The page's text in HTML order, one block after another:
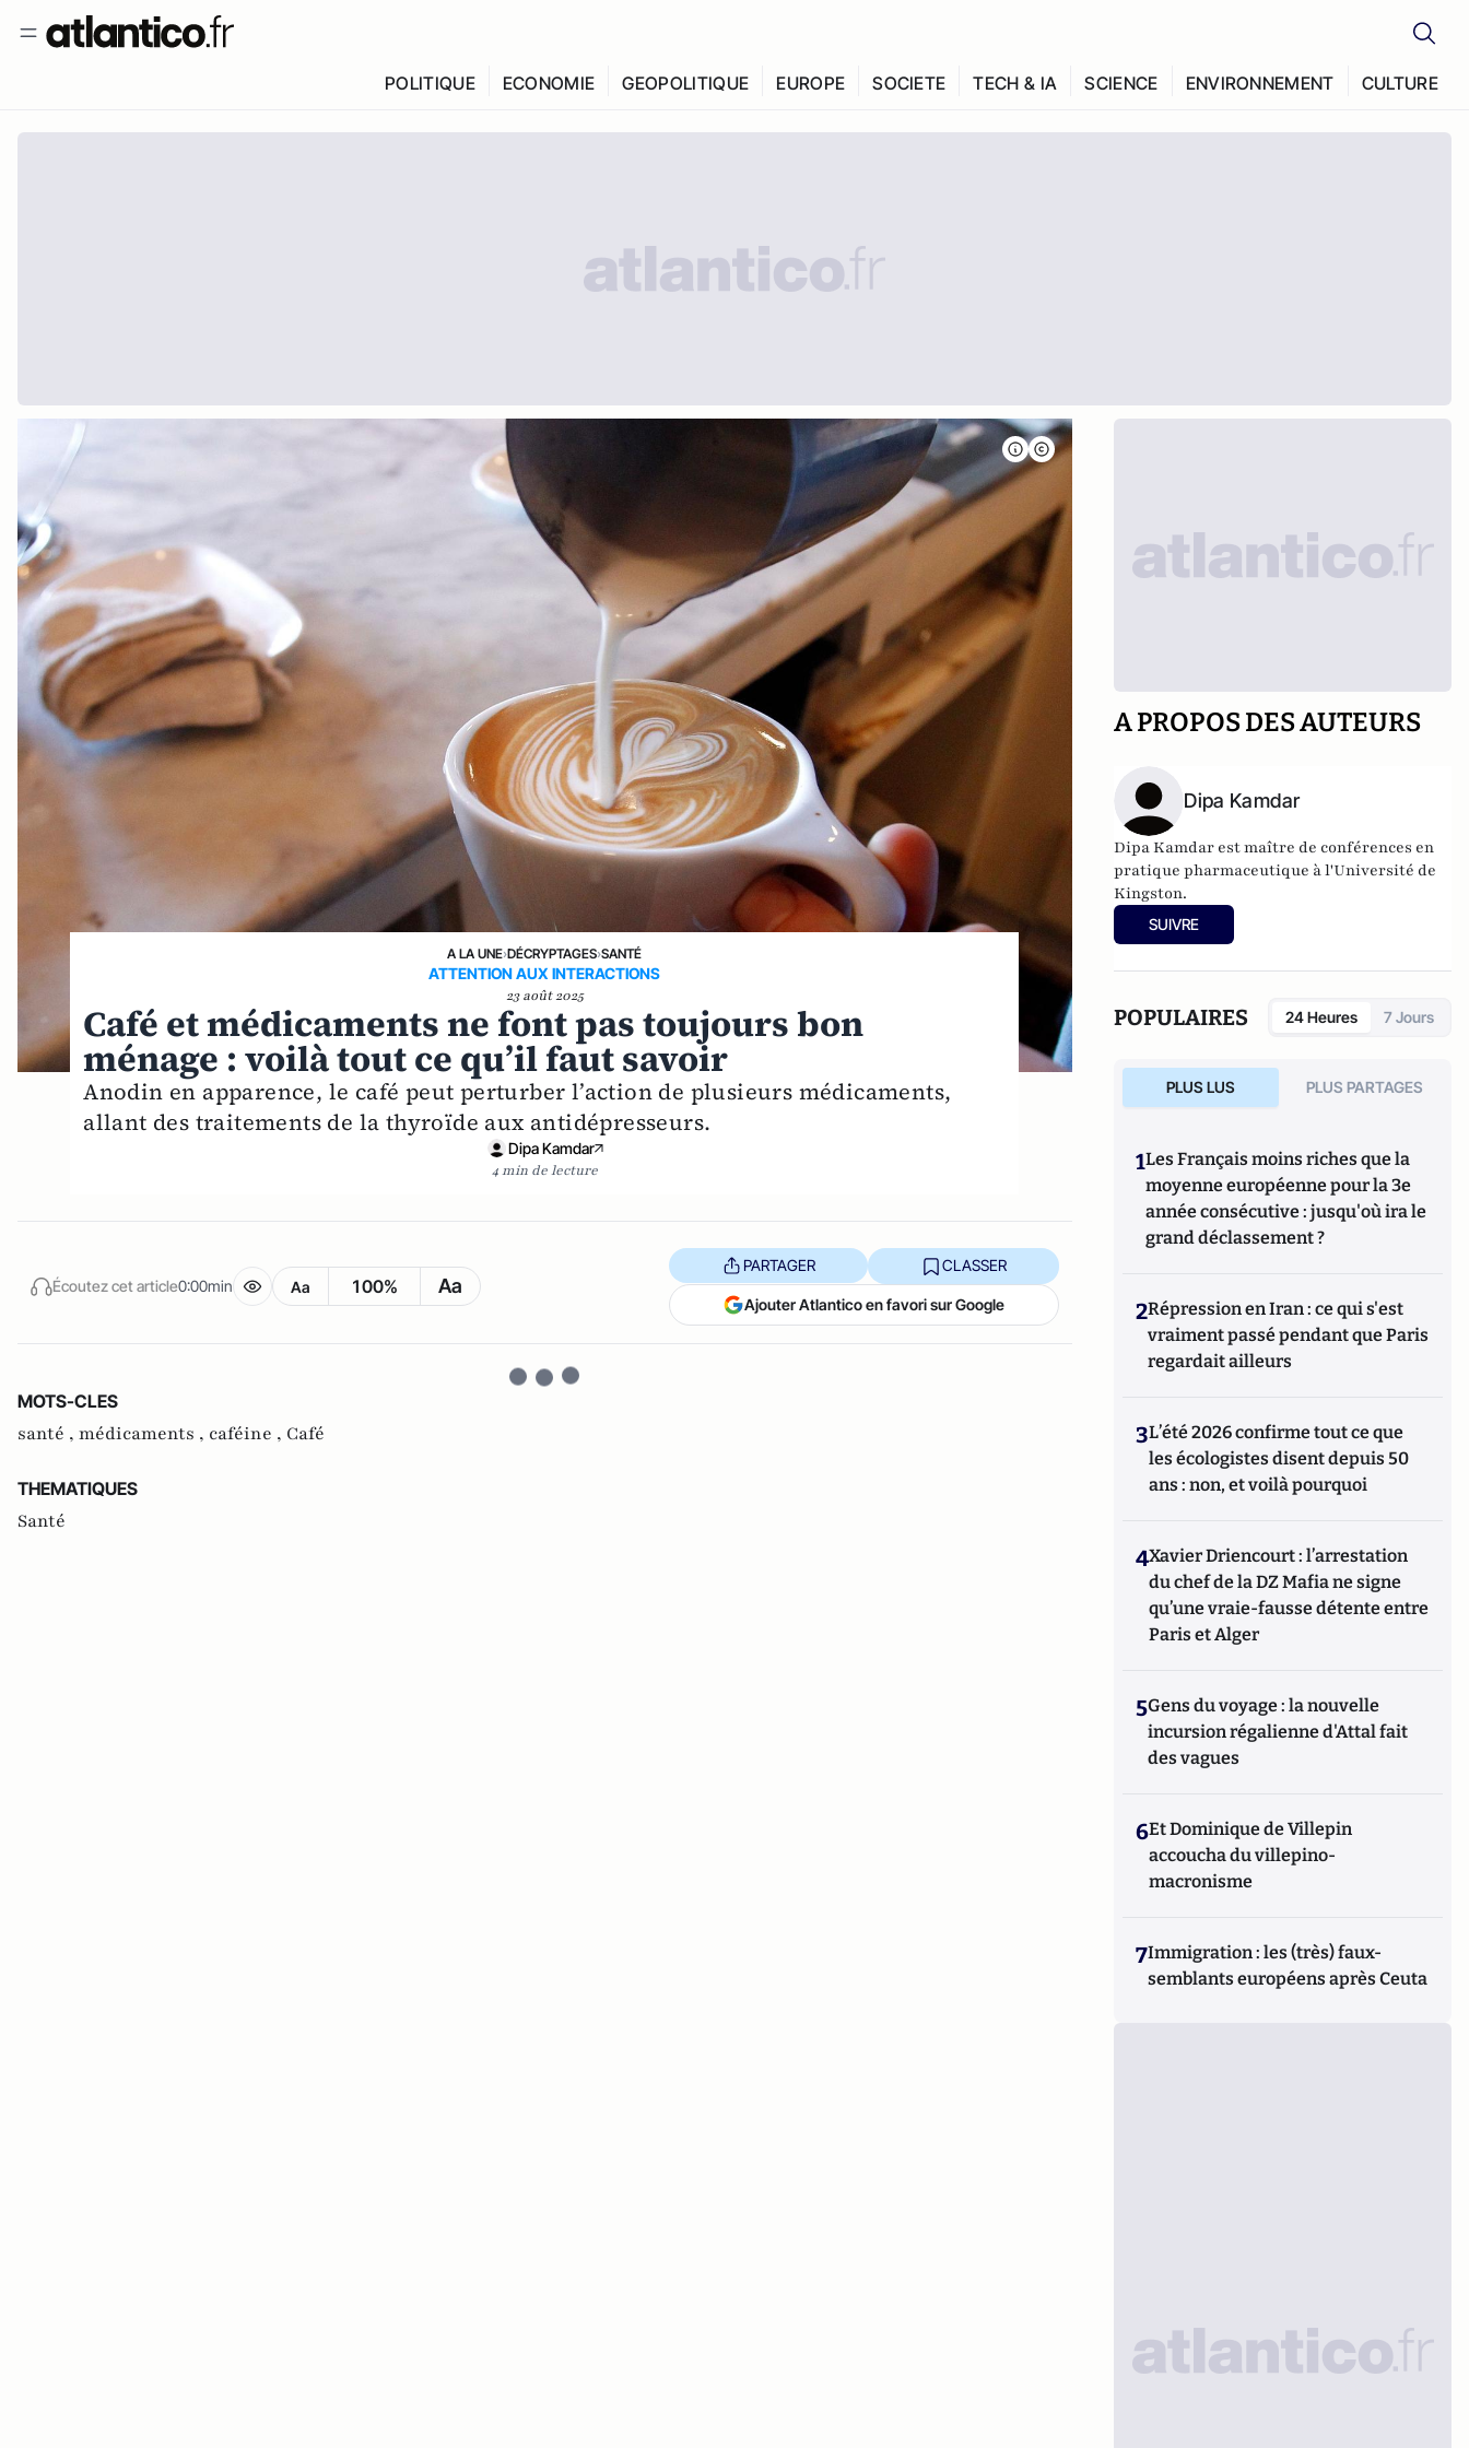
POLITIQUE ECONOMIE GEOPOLITIQUE EUROPE SOCIETE TECH & IA SCIENCE ENVIRONNEMENT CULTURE
A LA UNE›DÉCRYPTAGES›SANTÉ
ATTENTION AUX INTERACTIONS
23 août 2025
Café et médicaments ne font pas toujours bon
ménage : voilà tout ce qu’il faut savoir
Anodin en apparence, le café peut perturber l’action de plusieurs médicaments,
allant des traitements de la thyroïde aux antidépresseurs.
Dipa Kamdar
4 min de lecture
Écoutez cet article0:00min Aa 100% Aa
PARTAGER CLASSER
Ajouter Atlantico en favori sur Google
MOTS-CLES
santé , médicaments , caféine , Café
THEMATIQUES
Santé
A PROPOS DES AUTEURS
Dipa Kamdar
Dipa Kamdar est maître de conférences en
pratique pharmaceutique à l'Université de
Kingston.
SUIVRE
POPULAIRES 24 Heures 7 Jours
PLUS LUS PLUS PARTAGES
1Les Français moins riches que la
moyenne européenne pour la 3e
année consécutive : jusqu'où ira le
grand déclassement ?
2Répression en Iran : ce qui s'est
vraiment passé pendant que Paris
regardait ailleurs
3L’été 2026 confirme tout ce que
les écologistes disent depuis 50
ans : non, et voilà pourquoi
4Xavier Driencourt : l’arrestation
du chef de la DZ Mafia ne signe
qu’une vraie-fausse détente entre
Paris et Alger
5Gens du voyage : la nouvelle
incursion régalienne d'Attal fait
des vagues
6Et Dominique de Villepin
accoucha du villepino-
macronisme
7Immigration : les (très) faux-
semblants européens après Ceuta